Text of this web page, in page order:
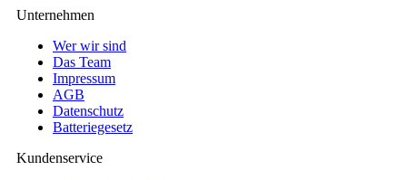
Unternehmen
Wer wir sind
Das Team
Impressum
AGB
Datenschutz
Batteriegesetz
Kundenservice